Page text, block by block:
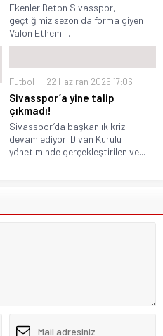
Ekenler Beton Sivasspor,
geçtiğimiz sezon da forma giyen
Valon Ethemi...
Futbol 22 Haziran 2026 17:06
Sivasspor’a yine talip
çıkmadı!
Sivasspor’da başkanlık krizi
devam ediyor. Divan Kurulu
yönetiminde gerçekleştirilen ve...